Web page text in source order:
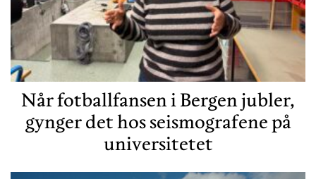
Når fotballfansen i Bergen jubler,
gynger det hos seismografene på
universitetet